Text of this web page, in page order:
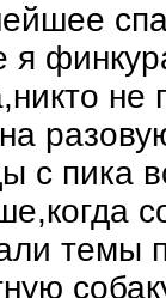
я
не
с пика
темы